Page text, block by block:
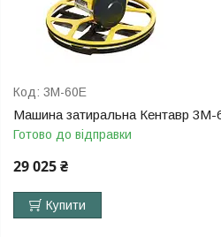
3М-60Е
Машина затиральна Кентавр 3М-
Готово до відправки
29 025 ₴
Купити